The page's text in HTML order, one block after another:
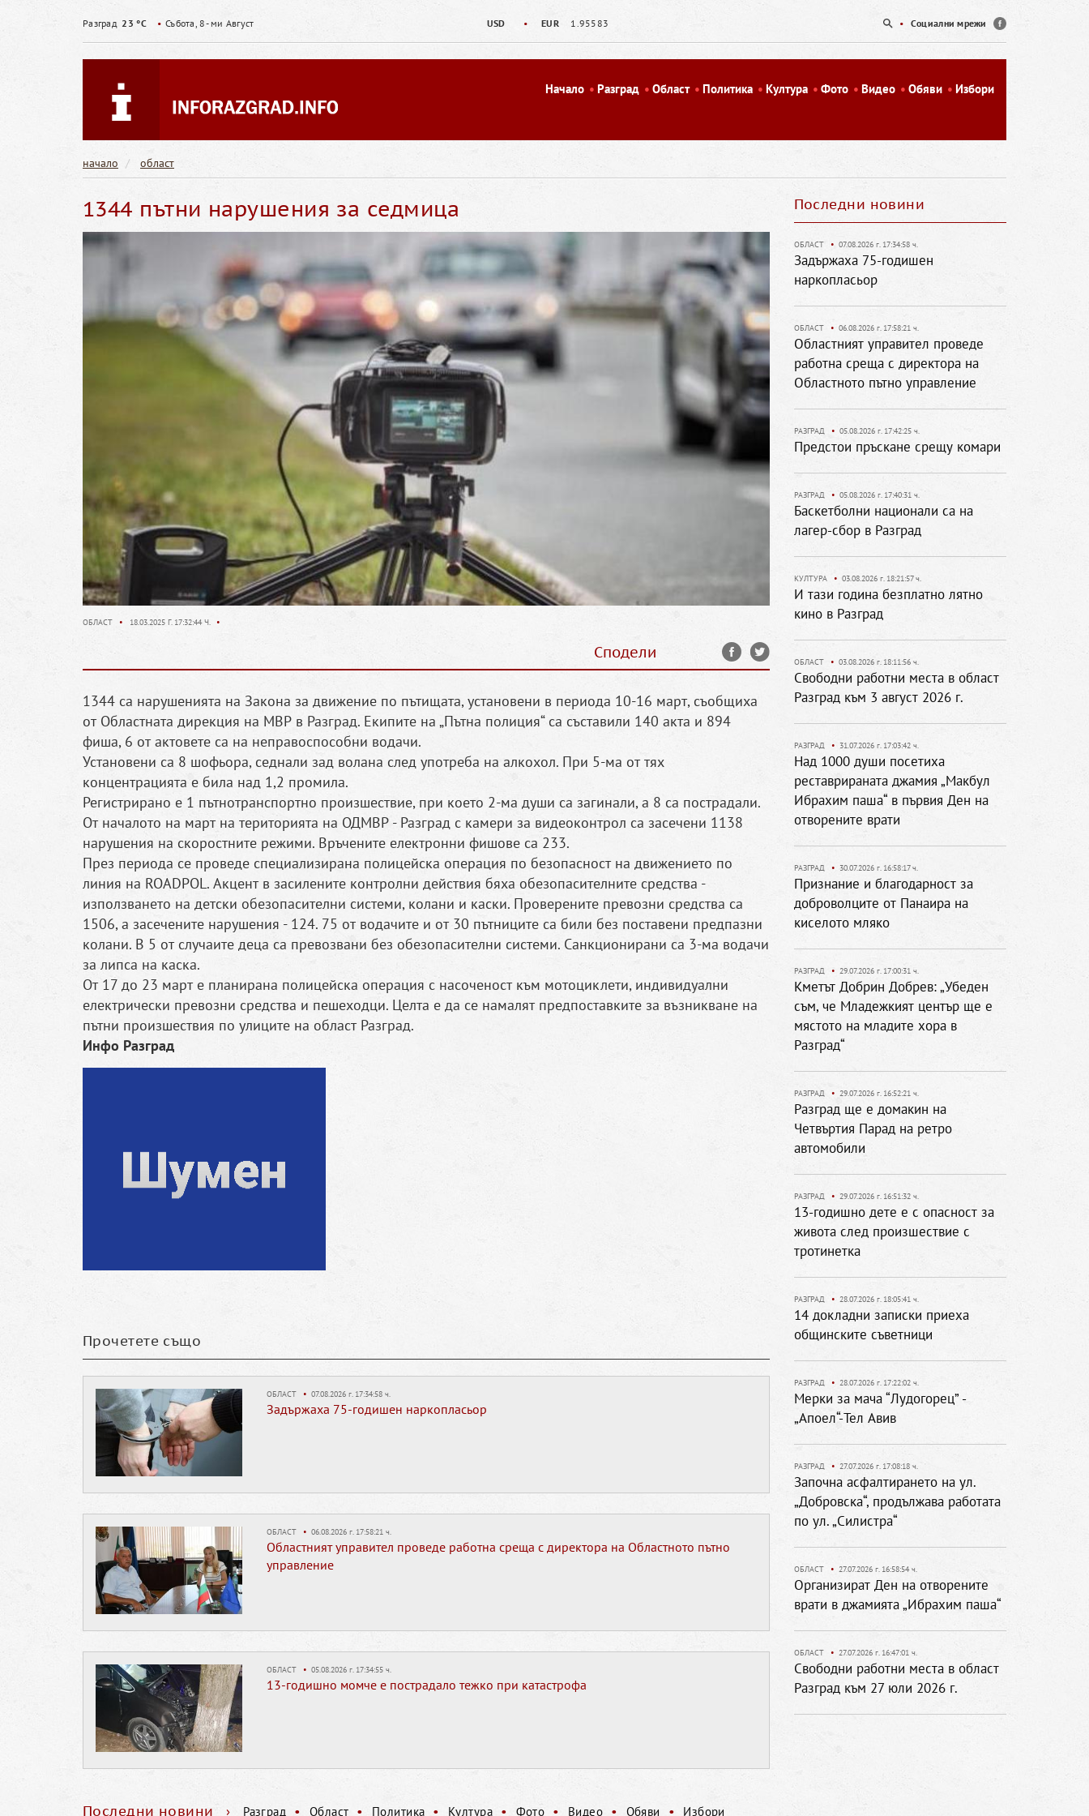
Разград23 °C • Събота, 8- ми Август USD • EUR 1.95583 • Социални мрежи
Начало Разград Област Политика Култура Фото Видео Обяви Избори
начало област
1344 пътни нарушения за седмица
ОБЛАСТ • 18.03.2025 Г. 17:32:44 Ч. •
Сподели
1344 са нарушенията на Закона за движение по пътищата, установени в периода 10-16 март, съобщиха
от Областната дирекция на МВР в Разград. Екипите на „Пътна полиция“ са съставили 140 акта и 894
фиша, 6 от актовете са на неправоспособни водачи.
Установени са 8 шофьора, седнали зад волана след употреба на алкохол. При 5-ма от тях
концентрацията е била над 1,2 промила.
Регистрирано е 1 пътнотранспортно произшествие, при което 2-ма души са загинали, а 8 са пострадали.
От началото на март на територията на ОДМВР - Разград с камери за видеоконтрол са засечени 1138
нарушения на скоростните режими. Връчените електронни фишове са 233.
През периода се проведе специализирана полицейска операция по безопасност на движението по
линия на ROADPOL. Акцент в засилените контролни действия бяха обезопасителните средства -
използването на детски обезопасителни системи, колани и каски. Проверените превозни средства са
1506, а засечените нарушения - 124. 75 от водачите и от 30 пътниците са били без поставени предпазни
колани. В 5 от случаите деца са превозвани без обезопасителни системи. Санкционирани са 3-ма водачи
за липса на каска.
От 17 до 23 март е планирана полицейска операция с насоченост към мотоциклети, индивидуални
електрически превозни средства и пешеходци. Целта е да се намалят предпоставките за възникване на
пътни произшествия по улиците на област Разград.
Инфо Разград
Прочетете също
ОБЛАСТ • 07.08.2026 г. 17:34:58 ч.
Задържаха 75-годишен наркопласьор
ОБЛАСТ • 06.08.2026 г. 17:58:21 ч.
Областният управител проведе работна среща с директора на Областното пътно
управление
ОБЛАСТ • 05.08.2026 г. 17:34:55 ч.
13-годишно момче е пострадало тежко при катастрофа
Последни новини
ОБЛАСТ • 07.08.2026 г. 17:34:58 ч.
Задържаха 75-годишен
наркопласьор
ОБЛАСТ • 06.08.2026 г. 17:58:21 ч.
Областният управител проведе
работна среща с директора на
Областното пътно управление
РАЗГРАД • 05.08.2026 г. 17:42:25 ч.
Предстои пръскане срещу комари
РАЗГРАД • 05.08.2026 г. 17:40:31 ч.
Баскетболни национали са на
лагер-сбор в Разград
КУЛТУРА • 03.08.2026 г. 18:21:57 ч.
И тази година безплатно лятно
кино в Разград
ОБЛАСТ • 03.08.2026 г. 18:11:56 ч.
Свободни работни места в област
Разград към 3 август 2026 г.
РАЗГРАД • 31.07.2026 г. 17:03:42 ч.
Над 1000 души посетиха
реставрираната джамия „Макбул
Ибрахим паша“ в първия Ден на
отворените врати
РАЗГРАД • 30.07.2026 г. 16:58:17 ч.
Признание и благодарност за
доброволците от Панаира на
киселото мляко
РАЗГРАД • 29.07.2026 г. 17:00:31 ч.
Кметът Добрин Добрев: „Убеден
съм, че Младежкият център ще е
мястото на младите хора в
Разград“
РАЗГРАД • 29.07.2026 г. 16:52:21 ч.
Разград ще е домакин на
Четвъртия Парад на ретро
автомобили
РАЗГРАД • 29.07.2026 г. 16:51:32 ч.
13-годишно дете е с опасност за
живота след произшествие с
тротинетка
РАЗГРАД • 28.07.2026 г. 18:05:41 ч.
14 докладни записки приеха
общинските съветници
РАЗГРАД • 28.07.2026 г. 17:22:02 ч.
Мерки за мача “Лудогорец” -
„Апоел“-Тел Авив
РАЗГРАД • 27.07.2026 г. 17:08:18 ч.
Започна асфалтирането на ул.
„Добровска“, продължава работата
по ул. „Силистра“
ОБЛАСТ • 27.07.2026 г. 16:58:54 ч.
Организират Ден на отворените
врати в джамията „Ибрахим паша“
ОБЛАСТ • 27.07.2026 г. 16:47:01 ч.
Свободни работни места в област
Разград към 27 юли 2026 г.
Последни новини › Разград • Област • Политика • Култура • Фото • Видео • Обяви • Избори